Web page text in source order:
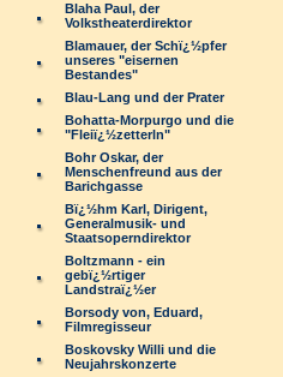
Blaha Paul, der
Volkstheaterdirektor
Blamauer, der Schï¿½pfer
unseres "eisernen
Bestandes"
Blau-Lang und der Prater
Bohatta-Morpurgo und die
"Fleiï¿½zetterln"
Bohr Oskar, der
Menschenfreund aus der
Barichgasse
Bï¿½hm Karl, Dirigent,
Generalmusik- und
Staatsoperndirektor
Boltzmann - ein
gebï¿½rtiger
Landstraï¿½er
Borsody von, Eduard,
Filmregisseur
Boskovsky Willi und die
Neujahrskonzerte